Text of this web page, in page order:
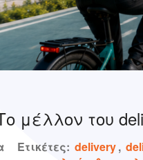
μέλλον του
Ετικέτες: delivery,